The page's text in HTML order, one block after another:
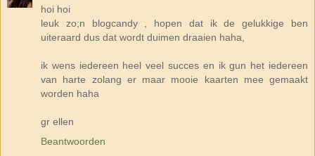
hoi hoi
leuk zo;n blogcandy , hopen dat ik de gelukkige ben
uiteraard dus dat wordt duimen draaien haha,
ik wens iedereen heel veel succes en ik gun het iedereen
van harte zolang er maar mooie kaarten mee gemaakt
worden haha
gr ellen
Beantwoorden